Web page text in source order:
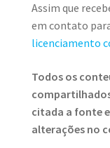
Assim que
em contato
licenciamento
Todos os
compartilhados
citada a fonte
alterações no